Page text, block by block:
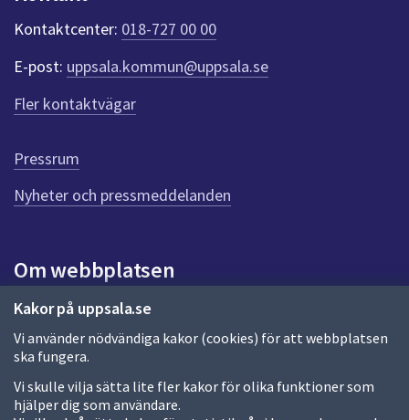
Kakor på uppsala.se
Vi använder nödvändiga kakor (cookies) för att webbplatsen
ska fungera.
Vi skulle vilja sätta lite fler kakor för olika funktioner som
hjälper dig som användare.
e
f
r
d
n
n
a
a
Kontaktcenter: 018-727 00 00
E-post: uppsala.kommun@uppsala.se
Fler kontaktvägar
Pressrum
Nyheter och pressmeddelanden
Om webbplatsen
Om webbplatsen
Allmänna handlingar och diarium
Behandling av personuppgifter
Kakor